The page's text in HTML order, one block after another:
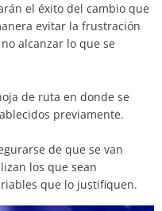
el éxito del cambio que
evitar la frustración
alcanzar lo que se
de ruta en donde se
previamente.
de que se van
los que sean
que lo justifiquen.